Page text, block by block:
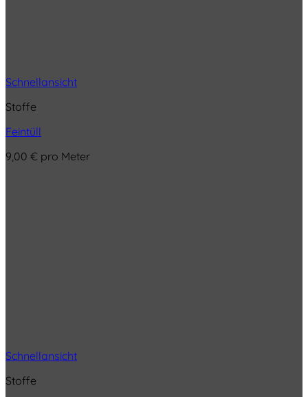
Schnellansicht
Stoffe
Feintüll
9,00 € pro Meter
Schnellansicht
Stoffe